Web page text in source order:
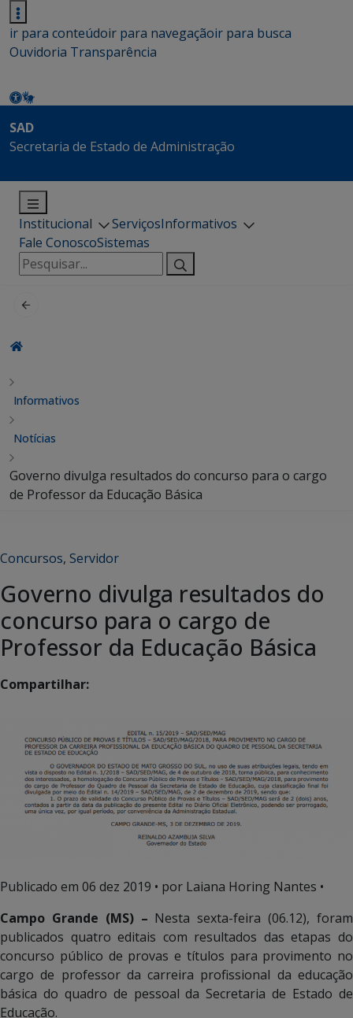
ir para conteúdoir para navegaçãoir para busca
Ouvidoria Transparência
SAD
Secretaria de Estado de Administração
Institucional ServiçosInformativos
Fale ConoscoSistemas
Pesquisar
por:
Informativos
Notícias
Governo divulga resultados do concurso para o cargo
de Professor da Educação Básica
Concursos, Servidor
Governo divulga resultados do
concurso para o cargo de
Professor da Educação Básica
Compartilhar:
Publicado em 06 dez 2019 • por Laiana Horing Nantes •
Campo Grande (MS) – Nesta sexta-feira (06.12), foram
publicados quatro editais com resultados das etapas do
concurso público de provas e títulos para provimento no
cargo de professor da carreira profissional da educação
básica do quadro de pessoal da Secretaria de Estado de
Educação.